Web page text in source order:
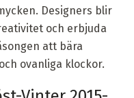
Designers blir
och erbjuda
att bära
ovanliga klockor.